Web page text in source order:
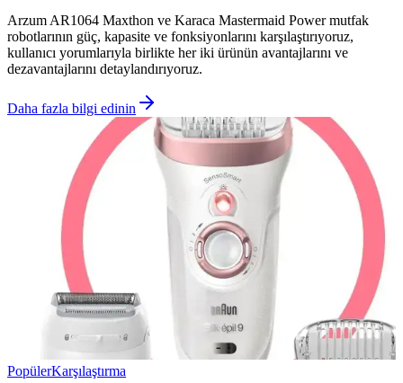
Arzum AR1064 Maxthon ve Karaca Mastermaid Power mutfak
robotlarının güç, kapasite ve fonksiyonlarını karşılaştırıyoruz,
kullanıcı yorumlarıyla birlikte her iki ürünün avantajlarını ve
dezavantajlarını detaylandırıyoruz.
Daha fazla bilgi edinin
PopülerKarşılaştırma